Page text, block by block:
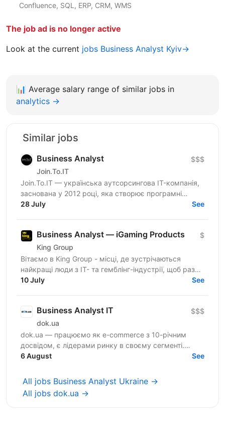
Confluence, SQL, ERP, CRM, WMS
The job ad is no longer active
Look at the current jobs Business Analyst Kyiv→
📊 Average salary range of similar jobs in
analytics →
Similar jobs
Business Analyst
Join.To.IT
$$$
Join.To.IT — українська аутсорсингова IT-компанія,
заснована у 2012 році, яка створює програмні
рішення для бізнесів із різних сфер. Ми не просто...
28 July See
Business Analyst — iGaming Products
King Group
$
Вітаємо в King Group - місці, де зустрічаються
найкращі люди з IT- та гемблінг-індустрії, щоб разом
робити дивовижні речі. Ми оперуємо численними
10 July See
Business Analyst IT
dok.ua
$$$
dok.ua — працюємо як e-commerce з 10-річним
досвідом, є лідерами ринку в своєму сегменті.
Зростаємо, допомагаємо ЗСУ, віримо в Україну та
6 August See
All jobs Business Analyst Ukraine →
All jobs dok.ua →